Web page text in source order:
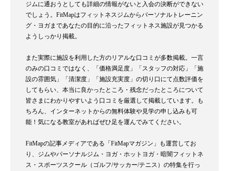
ジムに通おうとしても詳細の情報がないと入会の決断ができない
でしょう。FitMapはフィットネスジムからパーソナルトレーニン
グ・ヨガまであなたの目的に沿ったフィットネス施設が見つかる
ようしっかり掲載。
また実際に施設を利用した方のリアルな口コミが多数掲載。一言
のみの口コミではなく、「価格満足度」「スタッフの対応」「施
設の雰囲気」「清潔度」「施設充実度」の切り口にて点数評価を
してもらい、本当に良かったところ・残念だったところについて
皆さまにわかりやすいよう口コミを厳選して掲載しています。も
ちろん、インターネットからの無料体験や見学の申し込みも可
能！気になる教室があればぜひ足を運んでみてください。
FitMapの記事メディアである「FitMapマガジン」も運営してお
り、ジムやパーソナルジム・ヨガ・ホットヨガ・暗闇フィットネ
ス・スポーツスクール（ゴルフ/サッカー/テニス）の特集を行っ